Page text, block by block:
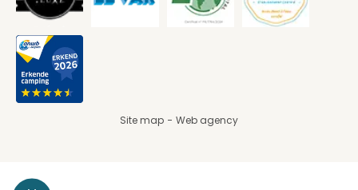
Site map Web agency